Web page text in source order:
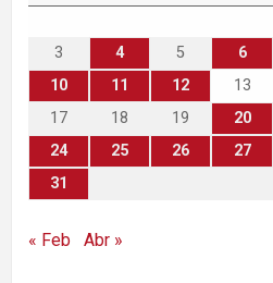
3
4 5 6
10
11 12 13
17
18 19 20
24
25 26 27
31
« Feb Abr »